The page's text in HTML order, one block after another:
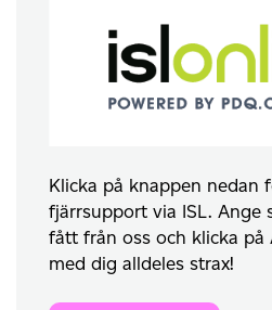
Klicka på knappen nedan
fjärrsupport via ISL. Ange
fått från oss och klicka på
med dig alldeles strax!